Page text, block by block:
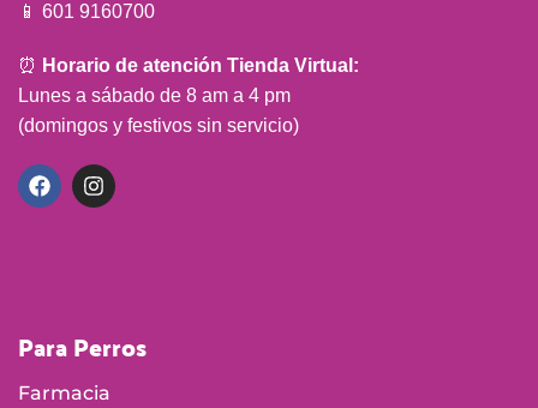
📱 601 9160700
⏰ Horario de atención Tienda Virtual:
Lunes a sábado de 8 am a 4 pm
(domingos y festivos sin servicio)
Para Perros
Farmacia